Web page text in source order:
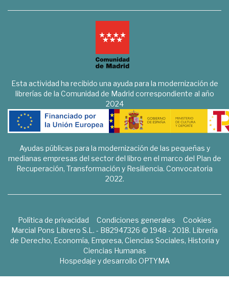
Esta actividad ha recibido una ayuda para la modernización de
librerías de la Comunidad de Madrid correspondiente al año
2024
Ayudas públicas para la modernización de las pequeñas y
medianas empresas del sector del libro en el marco del Plan de
Recuperación, Transformación y Resiliencia. Convocatoria
2022.
Política de privacidad Condiciones generales
Cookies
Marcial Pons Librero S.L. - B82947326 © 1948 - 2018. Librería
de Derecho, Economía, Empresa, Ciencias Sociales, Historia y
Ciencias Humanas
Hospedaje y desarrollo OPTYMA